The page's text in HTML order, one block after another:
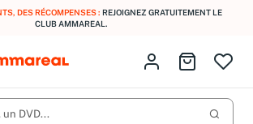
DES RÉCOMPENSES : REJOIGNEZ GRATUITEMENT LE
CLUB AMMAREAL.
Identifiez-vous
Aller au
un DVD...